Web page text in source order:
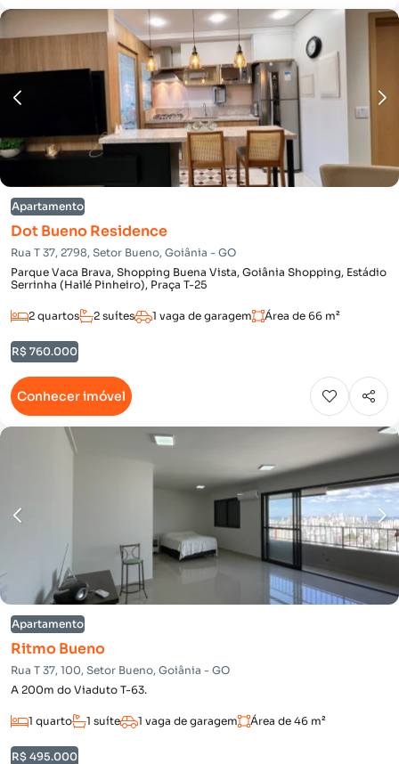
Apartamento
Dot Bueno Residence
Rua T 37, 2798, Setor Bueno, Goiânia - GO
Parque Vaca Brava, Shopping Buena Vista, Goiânia Shopping, Estádio
Serrinha (Hailé Pinheiro), Praça T-25
2 quartos 2 suítes 1 vaga de garagem Área de 66 m²
R$ 760.000
Conhecer imóvel
Apartamento
Ritmo Bueno
Rua T 37, 100, Setor Bueno, Goiânia - GO
A 200m do Viaduto T-63.
1 quarto 1 suíte 1 vaga de garagem Área de 46 m²
R$ 495.000